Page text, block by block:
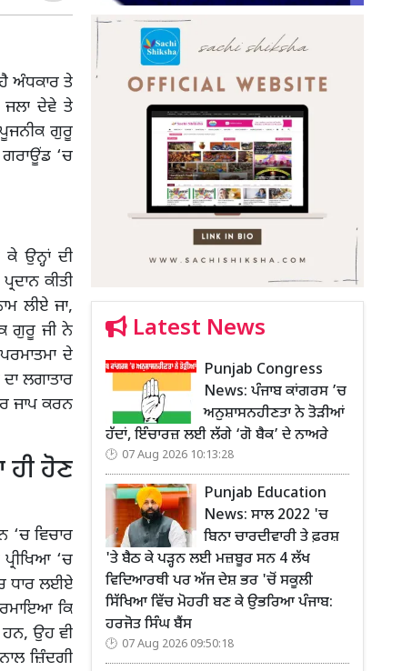
ਅੰਧਕਾਰ ਤੇ
ਜਲਾ ਦੇਵੇ ਤੇ
ਗੁਰੂ
ਗਰਾਊਂਡ ‘ਚ
ਉਨ੍ਹਾਂ ਦੀ
ਕੀਤੀ
ਲੀਏ ਜਾ,
ਗੁਰੂ ਜੀ ਨੇ
ਦੇ
ਲਗਾਤਾਰ
ਜਾਪ ਕਰਨ
ਹੀ ਹੋਣ
‘ਚ ਵਿਚਾਰ
‘ਚ
ਧਾਰ ਲਈਏ
ਕਿ
ਹਨ, ਉਹ ਵੀ
ਜ਼ਿੰਦਗੀ
Latest News
Punjab Congress
News: ਪੰਜਾਬ ਕਾਂਗਰਸ ’ਚ
ਅਨੁਸ਼ਾਸਨਹੀਣਤਾ ਨੇ ਤੋੜੀਆਂ
ਹੱਦਾਂ, ਇੰਚਾਰਜ਼ ਲਈ ਲੱਗੇ ‘ਗੋ ਬੈਕ’ ਦੇ ਨਾਅਰੇ
07 Aug 2026 10:13:28
Punjab Education
News: ਸਾਲ 2022 'ਚ
ਬਿਨਾ ਚਾਰਦੀਵਾਰੀ ਤੇ ਫ਼ਰਸ਼
'ਤੇ ਬੈਠ ਕੇ ਪੜ੍ਹਨ ਲਈ ਮਜ਼ਬੂਰ ਸਨ 4 ਲੱਖ
ਵਿਦਿਆਰਥੀ ਪਰ ਅੱਜ ਦੇਸ਼ ਭਰ 'ਚੋਂ ਸਕੂਲੀ
ਸਿੱਖਿਆ ਵਿੱਚ ਮੋਹਰੀ ਬਣ ਕੇ ਉਭਰਿਆ ਪੰਜਾਬ:
ਹਰਜੋਤ ਸਿੰਘ ਬੈਂਸ
07 Aug 2026 09:50:18